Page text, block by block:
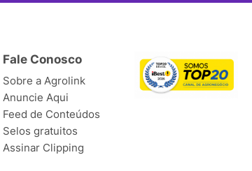
Fale Conosco
Sobre a Agrolink
Anuncie Aqui
Feed de Conteúdos
Selos gratuitos
Assinar Clipping